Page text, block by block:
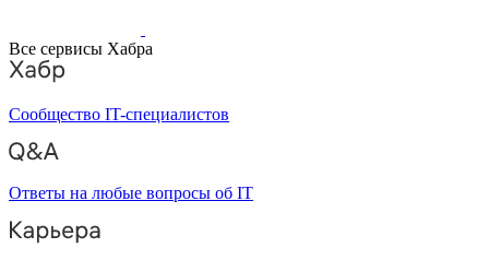
Все сервисы Хабра
Сообщество IT-специалистов
Ответы на любые вопросы об IT